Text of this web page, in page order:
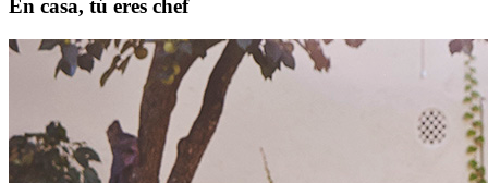
En casa, tú eres chef